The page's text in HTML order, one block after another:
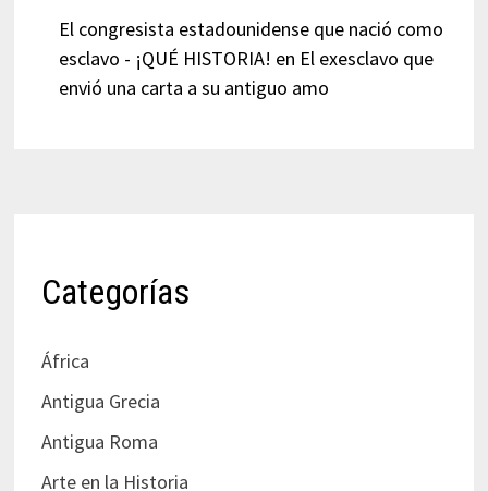
El congresista estadounidense que nació como
esclavo - ¡QUÉ HISTORIA! en El exesclavo que
envió una carta a su antiguo amo
Categorías
África
Antigua Grecia
Antigua Roma
Arte en la Historia